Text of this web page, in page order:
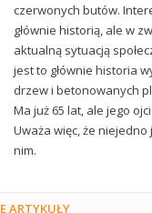
czerwonych butów.
głównie historią, ale w
aktualną sytuacją
jest to głównie historia
drzew i betonowanych
Ma już 65 lat, ale jego
Uważa więc, że
nim.
ARTYKUŁY